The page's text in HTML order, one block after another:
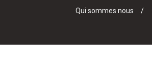
Qui sommes nous